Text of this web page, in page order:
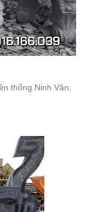
thống Ninh Vân,